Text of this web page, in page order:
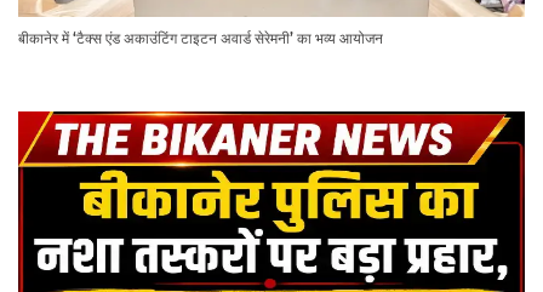
बीकानेर में ‘टैक्स एंड अकाउंटिंग टाइटन अवार्ड सेरेमनी’ का भव्य आयोजन